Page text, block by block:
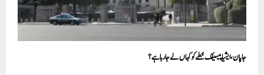
جاپان ، ایشیا پیسیفک خطے کو کہاں لے جا رہا ہے؟